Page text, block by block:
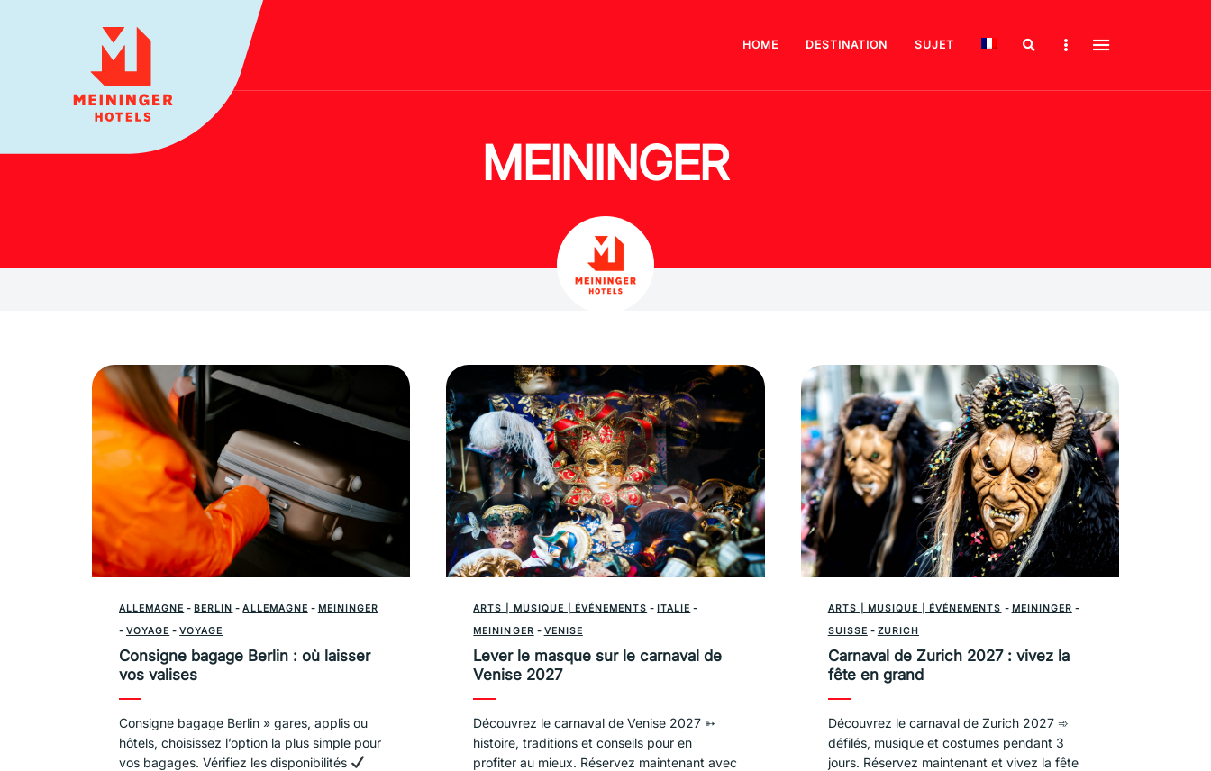
HOME DESTINATION SUJET
SearchSidebar
MEININGER
ALLEMAGNE - BERLIN -ALLEMAGNE - MEININGER
- VOYAGE -VOYAGE
Consigne bagage Berlin : où laisser
vos valises
Consigne bagage Berlin » gares, applis ou
hôtels, choisissez l’option la plus simple pour
vos bagages. Vérifiez les disponibilités
ARTS | MUSIQUE | ÉVÉNEMENTS - ITALIE -
MEININGER - VENISE
Lever le masque sur le carnaval de
Venise 2027
Découvrez le carnaval de Venise 2027 ➳
histoire, traditions et conseils pour en
profiter au mieux. Réservez maintenant avec
ARTS | MUSIQUE | ÉVÉNEMENTS - MEININGER -
SUISSE - ZURICH
Carnaval de Zurich 2027 : vivez la
fête en grand
Découvrez le carnaval de Zurich 2027 ➾
défilés, musique et costumes pendant 3
jours. Réservez maintenant et vivez la fête